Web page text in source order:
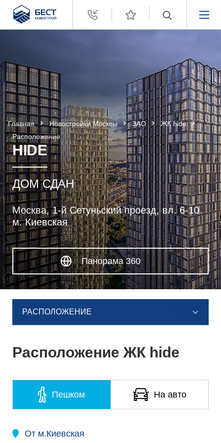
Бест
Новострой
ПОКУПАТЕЛЯМ
ЗАСТРОЙЩИКАМ
О КОМПАНИИ
Главная Новостройки Москвы ЗАО
ЖК hide
Расположение
HIDE
ДОМ СДАН
Москва, 1-й Сетуньский проезд, вл. 6-10
м. Киевская
Панорама 360
РАСПОЛОЖЕНИЕ
Расположение ЖК hide
Пешком На авто
От м.Киевская